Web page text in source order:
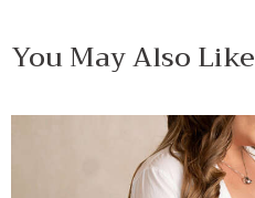
You May Also Like